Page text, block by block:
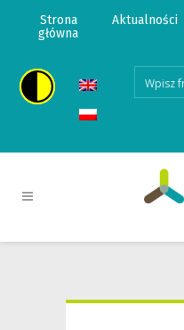
Strona
główna
Aktualności